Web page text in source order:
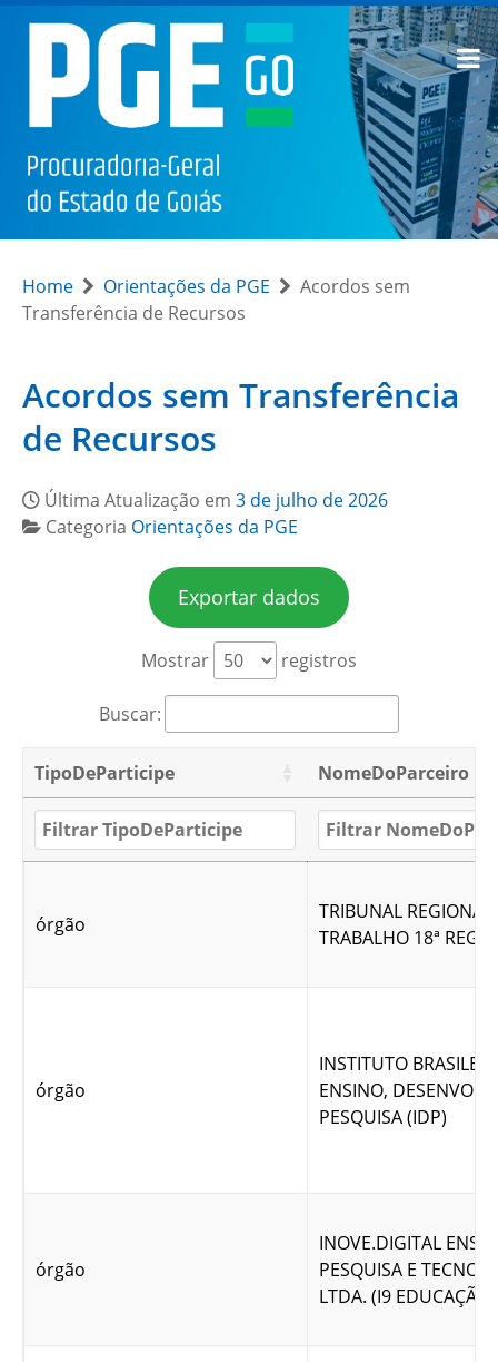
Home Orientações da PGE
Acordos sem
Transferência de Recursos
Acordos sem Transferência
de Recursos
Última Atualização em 3 de julho de 2026
Categoria Orientações da PGE
Exportar dados
Mostrar registros
Buscar:
TipoDeParticipe NomeDoParceiro
órgão
TRIBUNAL
TRABALHO 18ª
órgão
INSTITUTO
ENSINO,
PESQUISA (IDP)
órgão
INOVE.DIGITAL
PESQUISA E
LTDA. (I9 EDUCAÇÃO)